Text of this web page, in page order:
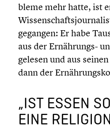
bleme mehr hatte, ist
gegangen: Er habe
aus der Ernährungs-
gelesen und aus
dann der
„IST ESSEN
EINE